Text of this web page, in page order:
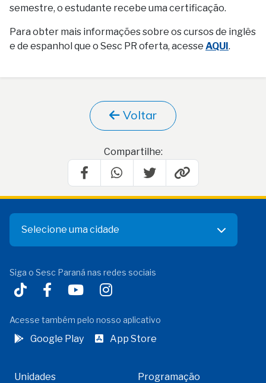
semestre, o estudante recebe uma certificação.
Para obter mais informações sobre os cursos de inglês
e de espanhol que o Sesc PR oferta, acesse AQUI.
Voltar
Compartilhe:
Selecione uma cidade
Siga o Sesc Paraná nas redes sociais
Acesse também pelo nosso aplicativo
Google Play App Store
Unidades Programação